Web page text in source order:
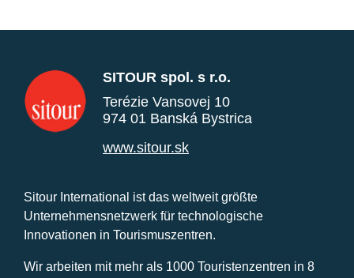
SITOUR spol. s r.o.
Terézie Vansovej 10
974 01 Banská Bystrica
www.sitour.sk
Sitour International ist das weltweit größte
Unternehmensnetzwerk für technologische
Innovationen in Tourismuszentren.
Wir arbeiten mit mehr als 1000 Touristenzentren in 8